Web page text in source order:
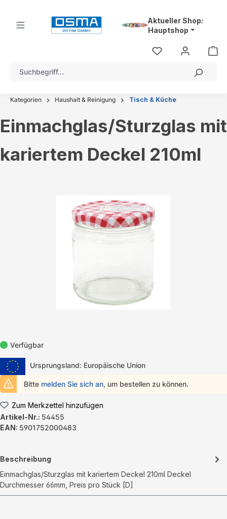
Aktueller Shop:
Hauptshop
Kategorien Haushalt & Reinigung Tisch & Küche
Einmachglas/Sturzglas mit
kariertem Deckel 210ml
Verfügbar
Ursprungsland: Europäische Union
Bitte melden Sie sich an, um bestellen zu können.
Zum Merkzettel hinzufügen
Artikel-Nr.: 54455
EAN: 5901752000483
Beschreibung
Einmachglas/Sturzglas mit kariertem Deckel 210ml Deckel
Durchmesser 66mm, Preis pro Stück [D]